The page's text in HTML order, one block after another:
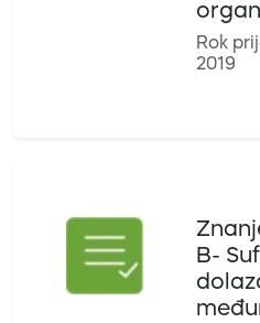
Rok
2019
B-